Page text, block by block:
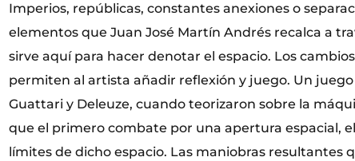
Imperios, repúblicas, constantes anexiones o
elementos que Juan José Martín Andrés recalca a
sirve aquí para hacer denotar el espacio. Los
permiten al artista añadir reflexión y juego. Un
Guattari y Deleuze, cuando teorizaron sobre la
que el primero combate por una apertura espacial,
límites de dicho espacio. Las maniobras resultantes